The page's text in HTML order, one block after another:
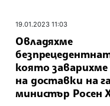
19.01.2023 11:03
Овладяхме
която заварихме
на доставки на
министър Росен